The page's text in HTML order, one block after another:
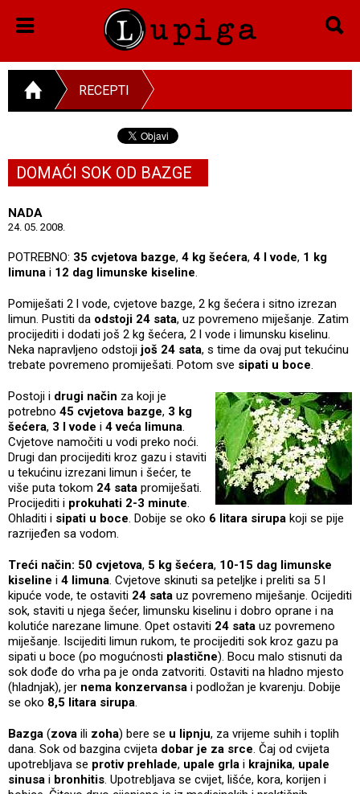
RECEPTI
DOMAĆI SOK OD BAZGE
NADA
24. 05. 2008.
POTREBNO: 35 cvjetova bazge, 4 kg šećera, 4 l vode, 1 kg
limuna i 12 dag limunske kiseline.
Pomiješati 2 l vode, cvjetove bazge, 2 kg šećera i sitno izrezan
limun. Pustiti da odstoji 24 sata, uz povremeno miješanje. Zatim
procijediti i dodati još 2 kg šećera, 2 l vode i limunsku kiselinu.
Neka napravljeno odstoji još 24 sata, s time da ovaj put tekućinu
trebate povremeno promiješati. Potom sve sipati u boce.
Postoji i drugi način za koji je
potrebno 45 cvjetova bazge, 3 kg
šećera, 3 l vode i 4 veća limuna.
Cvjetove namočiti u vodi preko noći.
Drugi dan procijediti kroz gazu i staviti
u tekućinu izrezani limun i šećer, te
više puta tokom 24 sata promiješati.
Procijediti i prokuhati 2-3 minute.
Ohladiti i sipati u boce. Dobije se oko 6 litara sirupa koji se pije
razrijeđen sa vodom.
Treći način: 50 cvjetova, 5 kg šećera, 10-15 dag limunske
kiseline i 4 limuna. Cvjetove skinuti sa peteljke i preliti sa 5 l
kipuće vode, te ostaviti 24 sata uz povremeno miješanje. Ocijediti
sok, staviti u njega šećer, limunsku kiselinu i dobro oprane i na
kolutiće narezane limune. Opet ostaviti 24 sata uz povremeno
miješanje. Iscijediti limun rukom, te procijediti sok kroz gazu pa
sipati u boce (po mogućnosti plastične). Bocu malo stisnuti da
sok dođe do vrha pa je onda zatvoriti. Ostaviti na hladno mjesto
(hladnjak), jer nema konzervansa i podložan je kvarenju. Dobije
se oko 8,5 litara sirupa.
Bazga (zova ili zoha) bere se u lipnju, za vrijeme suhih i toplih
dana. Sok od bazgina cvijeta dobar je za srce. Čaj od cvijeta
upotrebljava se protiv prehlade, upale grla i krajnika, upale
sinusa i bronhitis. Upotrebljava se cvijet, lišće, kora, korijen i